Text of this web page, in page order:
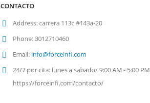
CONTACTO
Address:carrera 113c #143a-20
Phone:3012710460
Email: info@forceinfi.com
24/7 por cita: lunes a sabado/ 9:00 AM - 5:00 PM
https://forceinfi.com/contacto/